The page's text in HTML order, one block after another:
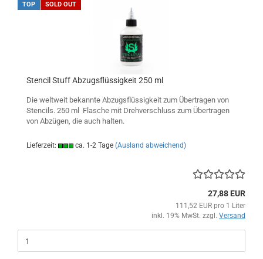
TOP SOLD OUT
Stencil Stuff Abzugsflüssigkeit 250 ml
Die weltweit bekannte Abzugsflüssigkeit zum Übertragen von
Stencils. 250 ml Flasche mit Drehverschluss zum Übertragen
von Abzügen, die auch halten.
Lieferzeit: ca. 1-2 Tage (Ausland abweichend)
27,88 EUR
111,52 EUR pro 1 Liter
inkl. 19% MwSt. zzgl. Versand